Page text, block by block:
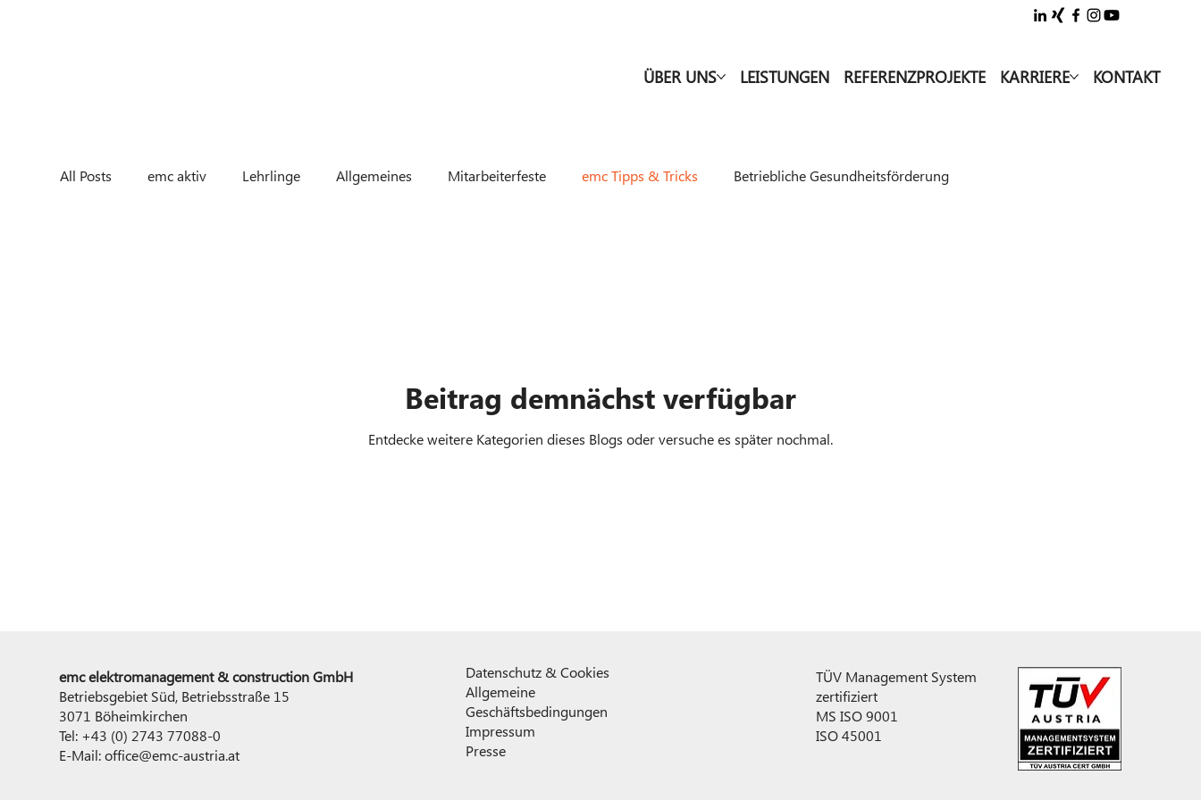
All Posts emc aktiv Lehrlinge Allgemeines Mitarbeiterfeste emc Tipps & Tricks Betriebliche Gesundheitsförderung
Beitrag demnächst verfügbar
Entdecke weitere Kategorien dieses Blogs oder versuche es später nochmal.
ÜBER UNS LEISTUNGEN REFERENZPROJEKTE KARRIERE KONTAKT
emc elektromanagement & construction GmbH
Betriebsgebiet Süd, Betriebsstraße 15
3071 Böheimkirchen
Tel: +43 (0) 2743 77088-0
E-Mail:office@emc-austria.at
Datenschutz & Cookies
Allgemeine
Geschäftsbedingungen
Impressum
Presse
TÜV Management System
zertifiziert
MS ISO 9001
ISO 45001